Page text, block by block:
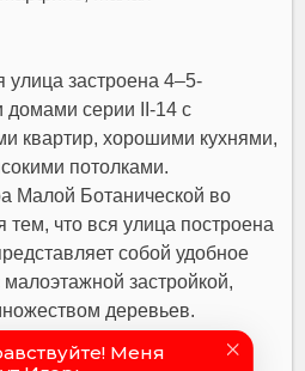
застроена 4–5-
домами серии II-14 с
квартир, хорошими кухнями,
потолками.
Малой Ботанической во
тем, что вся улица построена
собой удобное
застройкой,
деревьев.